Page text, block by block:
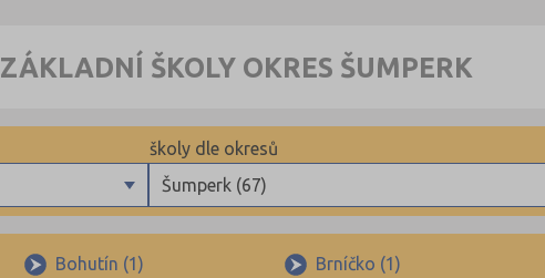
ZÁKLADNÍ ŠKOLY OKRES ŠUMPERK
Šumperk (67)
školy dle okresů
Bohutín (1) Brníčko (1)